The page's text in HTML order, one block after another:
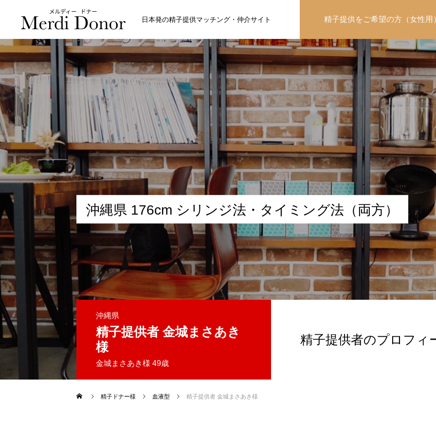
日本発の精子提供マッチング・仲介サイト 精子提供をご希望の方（女性用
沖縄県 176cm シ リ ンジ法 ・ タ イ ミ ング法 （両方）
沖縄県
精子提供者 金城まさあき
様
金城まさあき様 49歳
精子提供者のプロフィ
精子ドナー様 血液型 精子提供者 金城まさあき様